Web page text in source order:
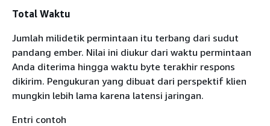
Total Waktu
Jumlah milidetik permintaan itu terbang dari sudut
pandang ember. Nilai ini diukur dari waktu permintaan
Anda diterima hingga waktu byte terakhir respons
dikirim. Pengukuran yang dibuat dari perspektif klien
mungkin lebih lama karena latensi jaringan.
Entri contoh